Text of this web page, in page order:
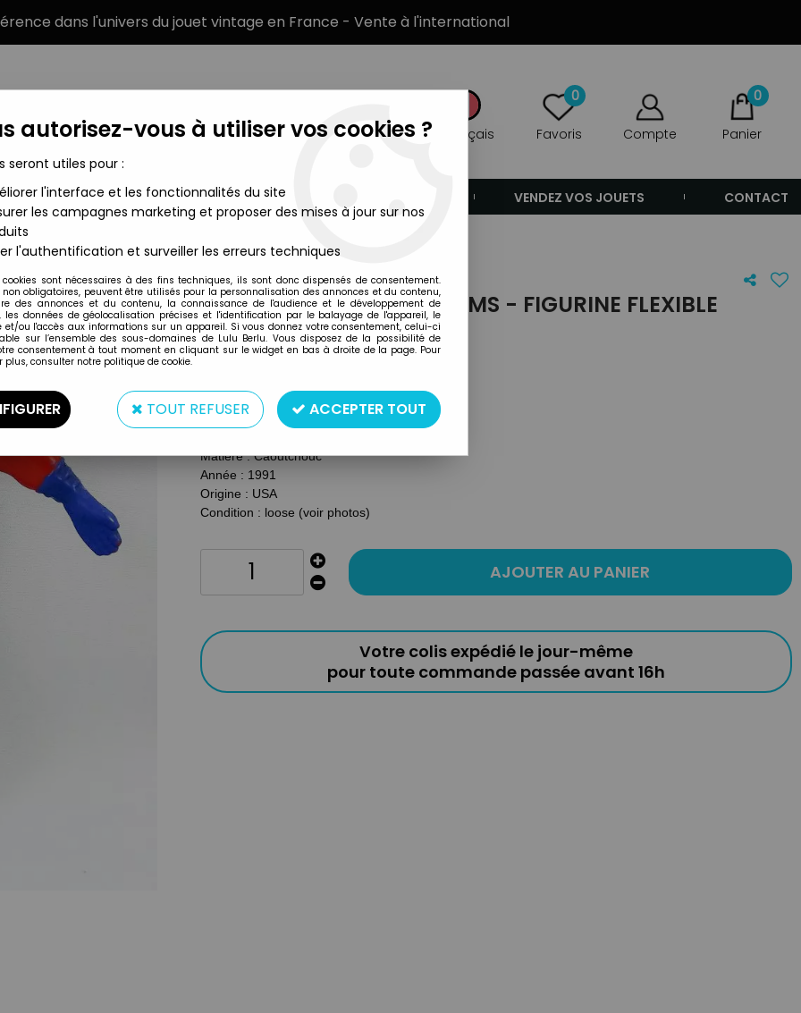
dans l'univers du jouet vintage en France - Vente à l'international
Français
0
Favoris Compte
0
Panier
MARQUES TYPE DE PRODUIT VENDEZ VOS JOUETS CONTACT
Justoys BendEms - Figurine flexible Magneto (loose)
Justoys
X-MEN - JUSTOYS BENDEMS - FIGURINE FLEXIBLE
MAGNETO (LOOSE)
19,99€TTC
Réf. :AR0037416
Type : Figurine flexible
Matière : Caoutchouc
Année : 1991
Origine : USA
Condition : loose (voir photos)
AJOUTER AU PANIER
Votre colis expédié le jour-même
pour toute commande passée avant 16h
autorisez-vous à utiliser vos cookies ?
seront utiles pour :
l'interface et les fonctionnalités du site
les campagnes marketing et proposer des mises à jour sur nos
l'authentification et surveiller les erreurs techniques
cookies sont nécessaires à des fins techniques, ils sont donc dispensés de consentement.
non obligatoires, peuvent être utilisés pour la personnalisation des annonces et du contenu,
des annonces et du contenu, la connaissance de l'audience et le développement de
les données de géolocalisation précises et l'identification par le balayage de l'appareil, le
et/ou l'accès aux informations sur un appareil. Si vous donnez votre consentement, celui-ci
sur l’ensemble des sous-domaines de Lulu Berlu. Vous disposez de la possibilité de
consentement à tout moment en cliquant sur le widget en bas à droite de la page. Pour
plus, consulter notre politique de cookie.
TOUT REFUSER ACCEPTER TOUT